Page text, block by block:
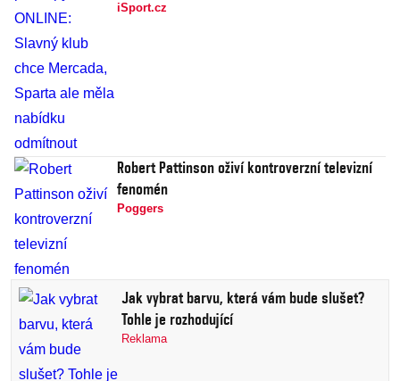
iSport.cz
Robert Pattinson oživí kontroverzní televizní
fenomén
Poggers
Jak vybrat barvu, která vám bude slušet?
Tohle je rozhodující
Reklama